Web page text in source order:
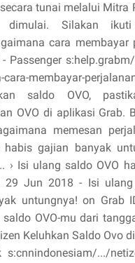
tunai melalui Mitra
dimulai. Silakan ikuti
cara membayar
Passenger
cara-membayar-
saldo OVO,
OVO di aplikasi Grab.
memesan
habis gajian banyak
› Isi ulang saldo OVO
29 Jun 2018 - Isi
untungnya! on Grab
OVO-mu dari
Keluhkan Saldo Ovo
.../